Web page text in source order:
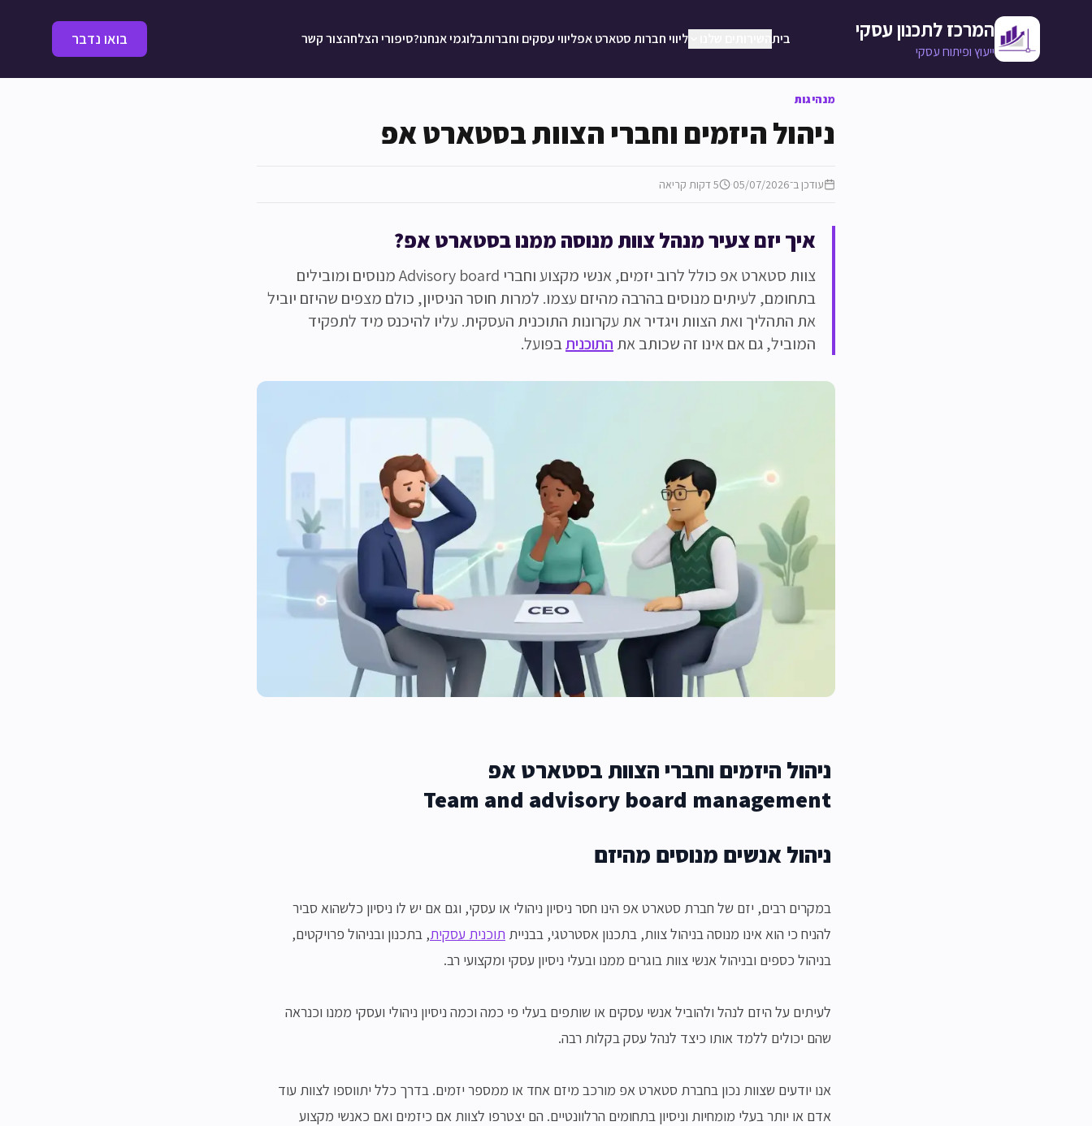
המרכז לתכנון עסקי
ייעוץ ופיתוח עסקי
בית ליווי חברות סטארט אפליווי עסקים וחברותבלוגמי אנחנו?סיפורי הצלחהצור קשר בואו נדבר
מנהיגות
ניהול היזמים וחברי הצוות בסטארט אפ
עודכן ב־05/07/2026
·
5דקות קריאה
איך יזם צעיר מנהל צוות מנוסה ממנו בסטארט אפ?
צוות סטארט אפ כולל לרוב יזמים, אנשי מקצוע וחברי Advisory board מנוסים ומובילים
בתחומם, לעיתים מנוסים בהרבה מהיזם עצמו. למרות חוסר הניסיון, כולם מצפים שהיזם יוביל
את התהליך ואת הצוות ויגדיר את עקרונות התוכנית העסקית. עליו להיכנס מיד לתפקיד
המוביל, גם אם אינו זה שכותב את התוכניתבפועל.
ניהול היזמים וחברי הצוות בסטארט אפ
Team and advisory board management
ניהול אנשים מנוסים מהיזם
במקרים רבים, יזם של חברת סטארט אפ הינו חסר ניסיון ניהולי או עסקי, וגם אם יש לו ניסיון כלשהוא סביר
להניח כי הוא אינו מנוסה בניהול צוות, בתכנון אסטרטגי, בבניית תוכנית עסקית, בתכנון ובניהול פרויקטים,
בניהול כספים ובניהול אנשי צוות בוגרים ממנו ובעלי ניסיון עסקי ומקצועי רב.
לעיתים על היזם לנהל ולהוביל אנשי עסקים או שותפים בעלי פי כמה וכמה ניסיון ניהולי ועסקי ממנו וכנראה
שהם יכולים ללמד אותו כיצד לנהל עסק בקלות רבה.
אנו יודעים שצוות נכון בחברת סטארט אפ מורכב מיזם אחד או ממספר יזמים. בדרך כלל יתווספו לצוות עוד
אדם או יותר בעלי מומחיות וניסיון בתחומים הרלוונטיים. הם יצטרפו לצוות אם כיזמים ואם כאנשי מקצוע